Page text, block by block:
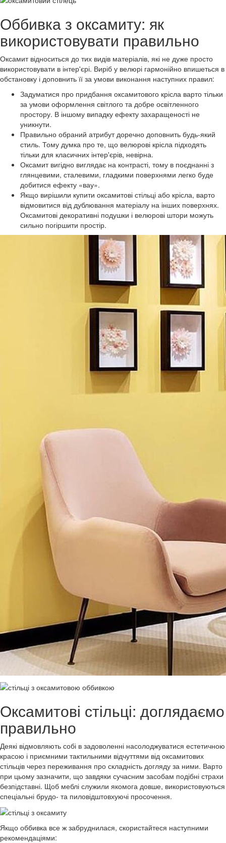
Оббивка з оксамиту: як
використовувати правильно
Оксамит відноситься до тих видів матеріалів, які не дуже просто
використовувати в інтер'єрі. Виріб у велюрі гармонійно впишеться в
обстановку і доповнить її за умови виконання наступних правил:
Задуматися про придбання оксамитового крісла варто тільки
за умови оформлення світлого та добре освітленного
простору. В іншому випадку ефекту захаращеності не
уникнути.
Правильно обраний атрибут доречно доповнить будь-який
стиль. Тому думка про те, що велюрові крісла підходять
тільки для класичних інтер'єрів, невірна.
Оксамит вигідно виглядає на контрасті, тому в поєднанні з
глянцевими, сталевими, гладкими поверхнями легко буде
добитися ефекту «вау».
Якщо вирішили купити оксамитові стільці або крісла, варто
відмовитися від дублювання матеріалу на інших поверхнях.
Оксамитові декоративні подушки і велюрові штори можуть
сильно погіршити простір.
Оксамитові стільці: доглядаємо
правильно
Деякі відмовляють собі в задоволенні насолоджуватися естетичною
красою і приємними тактильними відчуттями від оксамитових
стільців через переживання про складність догляду за ними. Варто
при цьому зазначити, що завдяки сучасним засобам подібні страхи
безпідставні. Щоб меблі служили якомога довше, використовуються
спеціальні брудо- та пиловідштовхуючі просочення.
Якщо оббивка все ж забруднилася, скористайтеся наступними
рекомендаціями: